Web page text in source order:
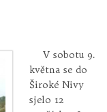
V sobotu 9.
května se do
Široké Nivy
sjelo 12